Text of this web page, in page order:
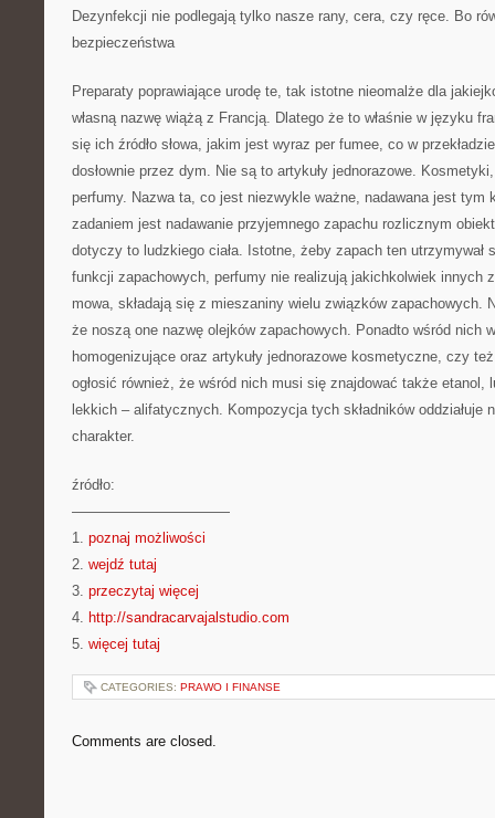
Dezynfekcji nie podlegają tylko nasze rany, cera, czy ręce. Bo
bezpieczeństwa
Preparaty poprawiające urodę te, tak istotne nieomalże dla
własną nazwę wiążą z Francją. Dlatego że to właśnie w języku
się ich źródło słowa, jakim jest wyraz per fumee, co w
dosłownie przez dym. Nie są to artykuły jednorazowe.
perfumy. Nazwa ta, co jest niezwykle ważne, nadawana jest tym
zadaniem jest nadawanie przyjemnego zapachu rozlicznym
dotyczy to ludzkiego ciała. Istotne, żeby zapach ten utrzymywał
funkcji zapachowych, perfumy nie realizują jakichkolwiek innych
mowa, składają się z mieszaniny wielu związków zapachowych.
że noszą one nazwę olejków zapachowych. Ponadto wśród nich
homogenizujące oraz artykuły jednorazowe kosmetyczne, czy
ogłosić również, że wśród nich musi się znajdować także etanol,
lekkich – alifatycznych. Kompozycja tych składników oddziałuje
charakter.
źródło:
———————————
1. poznaj możliwości
2. wejdź tutaj
3. przeczytaj więcej
4. http://sandracarvajalstudio.com
5. więcej tutaj
CATEGORIES: PRAWO I FINANSE
Comments are closed.